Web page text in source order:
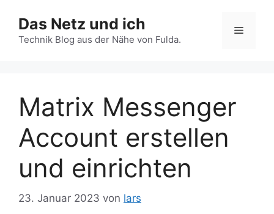
Inhalt
springen
Das Netz und ich
Technik Blog aus der Nähe von Fulda.
Menü
Matrix Messenger
Account erstellen
und einrichten
23. Januar 2023 von lars